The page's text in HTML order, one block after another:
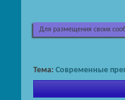
Для размещения своих
Тема: Современные